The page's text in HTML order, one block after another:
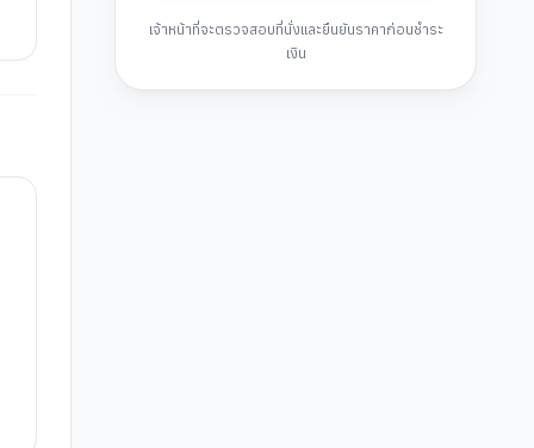
เจ้าหน้าที่จะตรวจสอบที่นั่งและยืนยันราคาก่อนชำระ
เงิน